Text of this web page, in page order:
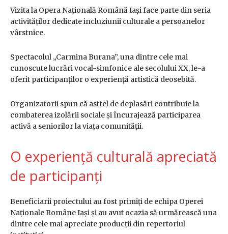
Vizita la Opera Națională Română Iași face parte din seria
activităților dedicate incluziunii culturale a persoanelor
vârstnice.
Spectacolul „Carmina Burana”, una dintre cele mai
cunoscute lucrări vocal-simfonice ale secolului XX, le-a
oferit participanților o experiență artistică deosebită.
Organizatorii spun că astfel de deplasări contribuie la
combaterea izolării sociale și încurajează participarea
activă a seniorilor la viața comunității.
O experiență culturală apreciată
de participanți
Beneficiarii proiectului au fost primiți de echipa Operei
Naționale Române Iași și au avut ocazia să urmărească una
dintre cele mai apreciate producții din repertoriul